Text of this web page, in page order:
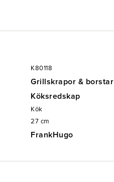
K80118
Grillskrapor & borstar
Köksredskap
Kök
27 cm
FrankHugo